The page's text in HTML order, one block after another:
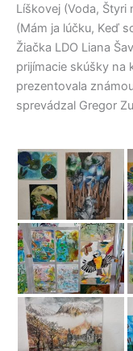
Líškovej (Voda, Štyri
(Mám ja lúčku, Keď
Žiačka LDO Liana
prijímacie skúšky na
prezentovala
sprevádzal Gregor